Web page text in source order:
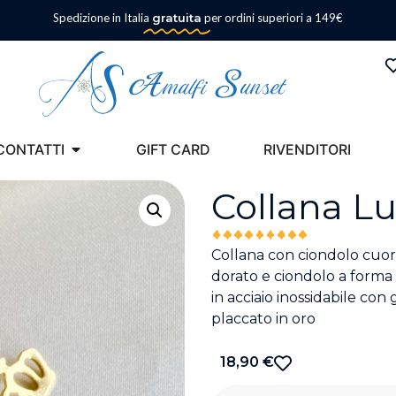
Spedizione in Italia gratuita per ordini superiori a 149€
GIFT CARD RIVENDITORI
Collana
Collana con ciondolo
dorato e ciondolo a
in acciaio inossidabile
placcato in oro
18,90 €